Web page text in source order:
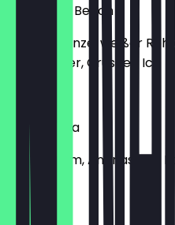
Sex on the Beach
Limette, Minze, weißer
Sodawasser, Crushed Ice
Pina Colada
Weißer Rum, Ananassaft,
€ 8,90